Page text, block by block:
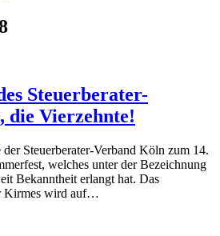
Steuerberater-
die Vierzehnte!
Steuerberater-Verband Köln zum 14.
welches unter der Bezeichnung
Bekanntheit erlangt hat. Das
Kirmes wird auf…